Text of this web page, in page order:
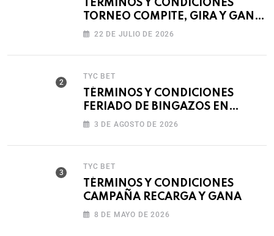
TÉRMINOS Y CONDICIONES
TORNEO COMPITE, GIRA Y GANA
🎰 22 DE JULIO DE 2026
TYC BET
TÉRMINOS Y CONDICIONES
FERIADO DE BINGAZOS EN
BET593
3 DE AGOSTO DE 2026
TYC BET
TÉRMINOS Y CONDICIONES
CAMPAÑA RECARGA Y GANA
8 DE MAYO DE 2026